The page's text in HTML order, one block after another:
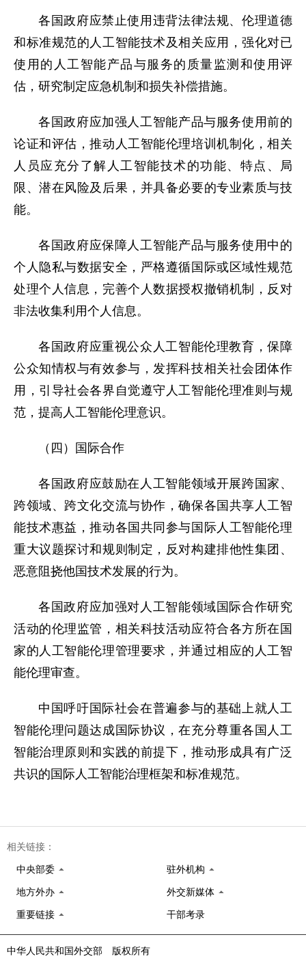
各国政府应禁止使用违背法律法规、伦理道德
和标准规范的人工智能技术及相关应用，强化对已
使用的人工智能产品与服务的质量监测和使用评
估，研究制定应急机制和损失补偿措施。
各国政府应加强人工智能产品与服务使用前的
论证和评估，推动人工智能伦理培训机制化，相关
人员应充分了解人工智能技术的功能、特点、局
限、潜在风险及后果，并具备必要的专业素质与技
能。
各国政府应保障人工智能产品与服务使用中的
个人隐私与数据安全，严格遵循国际或区域性规范
处理个人信息，完善个人数据授权撤销机制，反对
非法收集利用个人信息。
各国政府应重视公众人工智能伦理教育，保障
公众知情权与有效参与，发挥科技相关社会团体作
用，引导社会各界自觉遵守人工智能伦理准则与规
范，提高人工智能伦理意识。
（四）国际合作
各国政府应鼓励在人工智能领域开展跨国家、
跨领域、跨文化交流与协作，确保各国共享人工智
能技术惠益，推动各国共同参与国际人工智能伦理
重大议题探讨和规则制定，反对构建排他性集团、
恶意阻挠他国技术发展的行为。
各国政府应加强对人工智能领域国际合作研究
活动的伦理监管，相关科技活动应符合各方所在国
家的人工智能伦理管理要求，并通过相应的人工智
能伦理审查。
中国呼吁国际社会在普遍参与的基础上就人工
智能伦理问题达成国际协议，在充分尊重各国人工
智能治理原则和实践的前提下，推动形成具有广泛
共识的国际人工智能治理框架和标准规范。
相关链接：
中央部委 驻外机构
地方外办 外交新媒体
重要链接 干部考录
中华人民共和国外交部 版权所有